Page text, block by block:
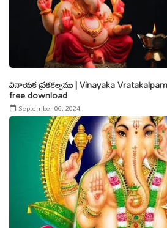
వినాయక వ్రతకల్పము | Vinayaka
free download
September 06, 2024